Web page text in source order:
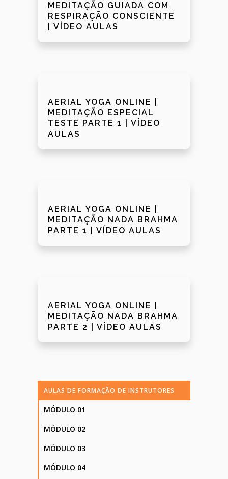
MEDITAÇÃO GUIADA COM
RESPIRAÇÃO CONSCIENTE
| VÍDEO AULAS
AERIAL YOGA ONLINE |
MEDITAÇÃO ESPECIAL
TESTE PARTE 1 | VÍDEO
AULAS
AERIAL YOGA ONLINE |
MEDITAÇÃO NADA BRAHMA
PARTE 1 | VÍDEO AULAS
AERIAL YOGA ONLINE |
MEDITAÇÃO NADA BRAHMA
PARTE 2 | VÍDEO AULAS
AULAS DE FORMAÇÃO DE INSTRUTORES
MÓDULO 01
MÓDULO 02
MÓDULO 03
MÓDULO 04